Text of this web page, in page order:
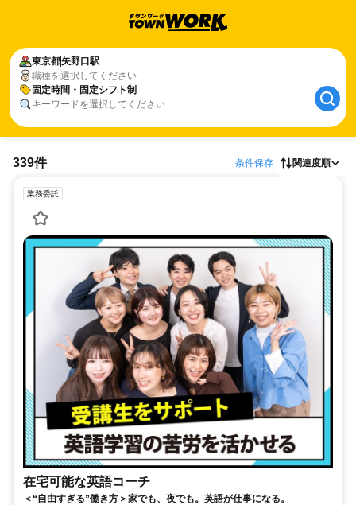
東京都矢野口駅
職種を選択してください
固定時間・固定シフト制
キーワードを選択してください
339件 条件保存 関連度順
業務委託
在宅可能な英語コーチ
＜“自由すぎる”働き方＞家でも、夜でも。英語が仕事になる。